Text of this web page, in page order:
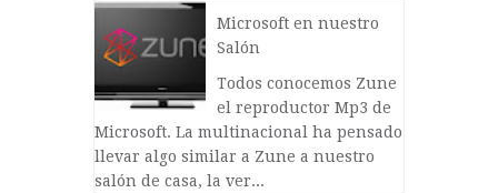
Microsoft en nuestro
Salón
Todos conocemos Zune
el reproductor Mp3 de
Microsoft. La multinacional ha pensado
llevar algo similar a Zune a nuestro
salón de casa, la ver...